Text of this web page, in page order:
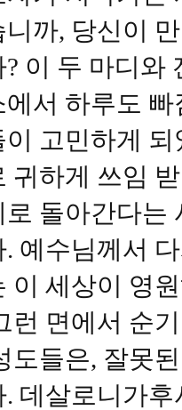
니까, 당신이
? 이 두 마디와
에서 하루도
이 고민하게
귀하게 쓰임
로 돌아간다는
. 예수님께서
이 세상이 영
런 면에서 순
도들은, 잘못
. 데살로니가